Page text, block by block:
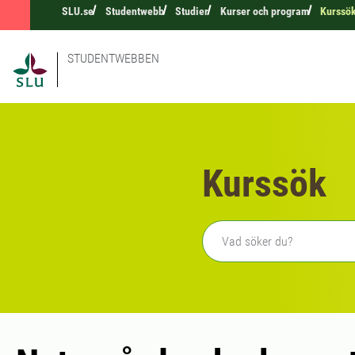
SLU.se Studentwebb Studier Kurser och program
STUDENTWEBBEN
Kurssök
Fritext sökning